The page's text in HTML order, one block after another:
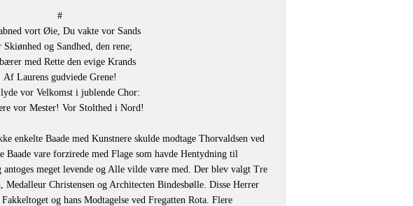
#
vort Øie, Du vakte vor Sands
Skiønhed og Sandhed, den rene;
med Rette den evige Krands
Af Laurens gudviede Grene!
vor Velkomst i jublende Chor:
vor Mester! Vor Stolthed i Nord!
enkelte Baade med Kunstnere skulde modtage Thorvaldsen ved
Baade vare forzirede med Flage som havde Hentydning til
antoges meget levende og Alle vilde være med. Der blev valgt Tre
Christensen og Architecten Bindesbølle. Disse Herrer
og hans Modtagelse ved Fregatten Rota. Flere